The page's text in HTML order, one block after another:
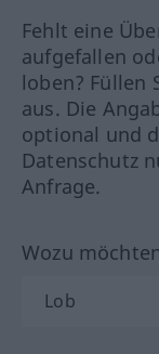
Fehlt eine
aufgefallen
loben? Füllen
aus. Die
optional und
Datenschutz
Anfrage.
Wozu